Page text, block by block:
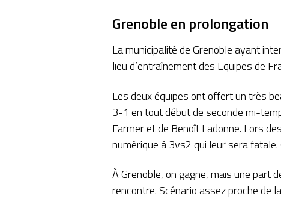
Grenoble en prolongation
La municipalité de Grenoble ayant
lieu d’entraînement des Equipes de
Les deux équipes ont offert un très
3-1 en tout début de seconde mi-
Farmer et de Benoît Ladonne. Lors
numérique à 3vs2 qui leur sera
À Grenoble, on gagne, mais une part
rencontre. Scénario assez proche de